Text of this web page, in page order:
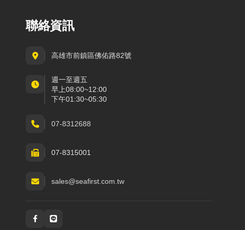
聯絡資訊
高雄市前鎮區佛佑路82號
週一至週五
早上08:00~12:00
下午01:30~05:30
07-8312688
07-8315001
sales@seafirst.com.tw
社群與通訊